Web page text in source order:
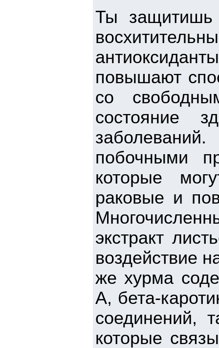
Ты защитишь
повышают
со
состояние
побочными
которые
раковые и
экстракт
воздействие
же хурма
А, бета-
соединений,
которые